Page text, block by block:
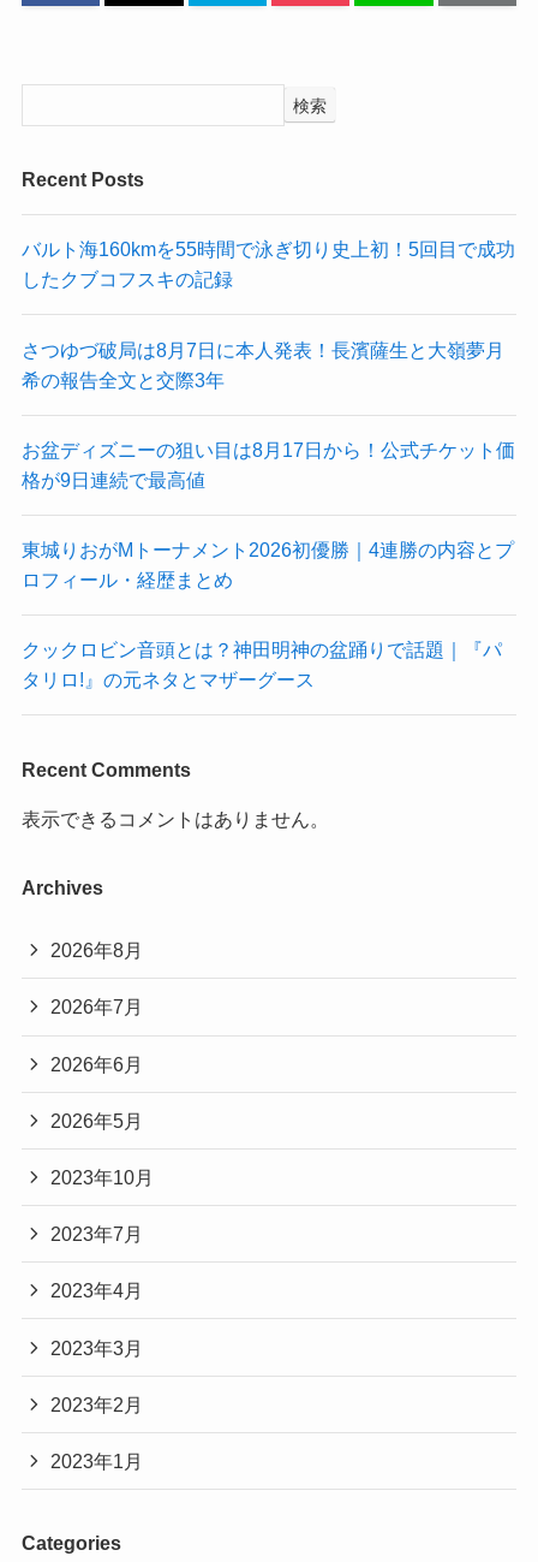
検索
Recent Posts
バルト海160kmを55時間で泳ぎ切り史上初！5回目で成功
したクブコフスキの記録
さつゆづ破局は8月7日に本人発表！長濱薩生と大嶺夢月
希の報告全文と交際3年
お盆ディズニーの狙い目は8月17日から！公式チケット価
格が9日連続で最高値
東城りおがMトーナメント2026初優勝｜4連勝の内容とプ
ロフィール・経歴まとめ
クックロビン音頭とは？神田明神の盆踊りで話題｜『パ
タリロ!』の元ネタとマザーグース
Recent Comments
表示できるコメントはありません。
Archives
2026年8月
2026年7月
2026年6月
2026年5月
2023年10月
2023年7月
2023年4月
2023年3月
2023年2月
2023年1月
Categories